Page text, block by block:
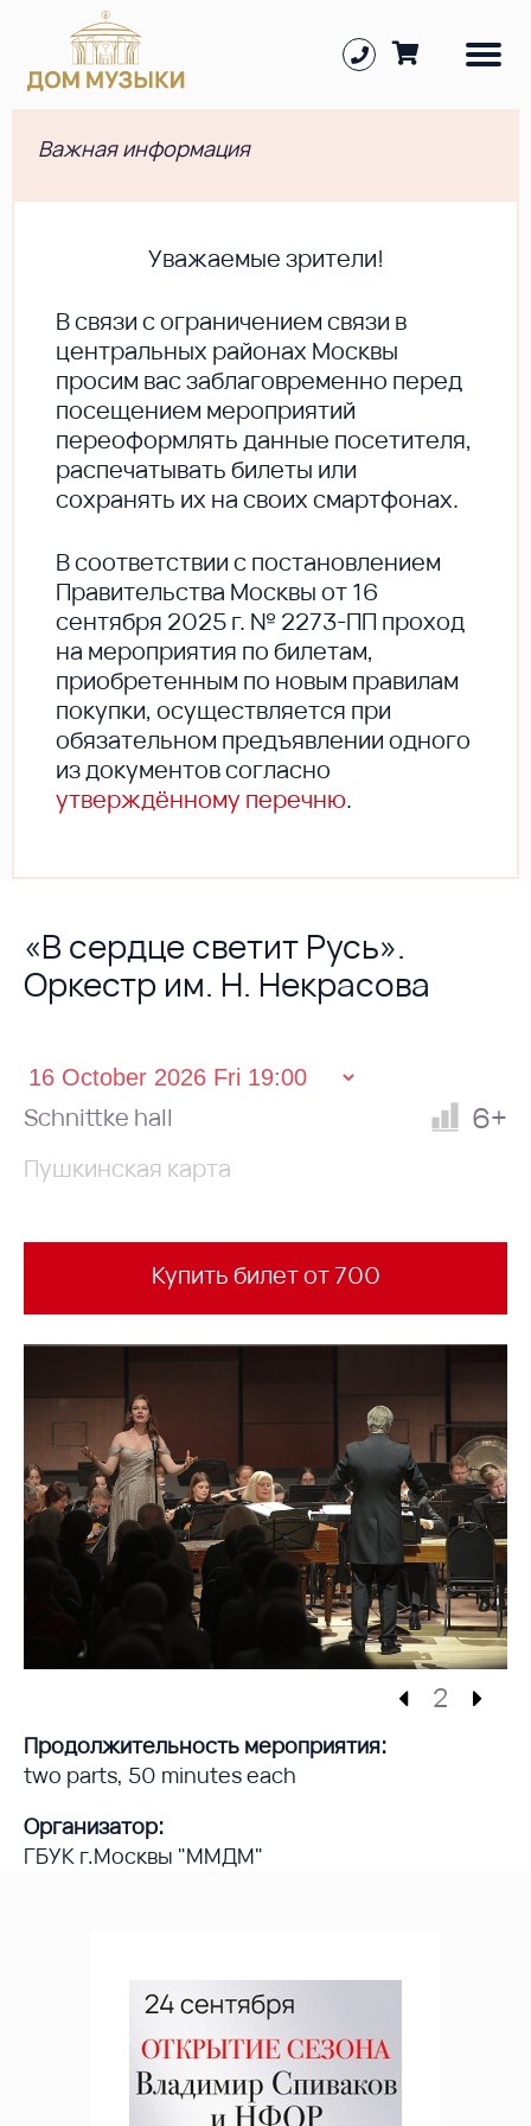
Важная информация
Уважаемые зрители!
В cвязи с ограничением связи в
центральных районах Москвы
просим вас заблаговременно перед
посещением мероприятий
переоформлять данные посетителя,
распечатывать билеты или
сохранять их на своих смартфонах.
В соответствии с постановлением
Правительства Москвы от 16
сентября 2025 г. № 2273-ПП проход
на мероприятия по билетам,
приобретенным по новым правилам
покупки, осуществляется при
обязательном предъявлении одного
из документов согласно
утверждённому перечню.
«В сердце светит Русь».
Оркестр им. Н. Некрасова
Schnittke hall 6+
Пушкинская карта
Купить билет от 700
2
Продолжительность мероприятия:
two parts, 50 minutes each
Организатор:
ГБУК г.Москвы "ММДМ"